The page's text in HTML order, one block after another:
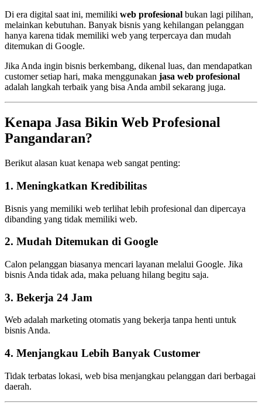
Di era digital saat ini, memiliki web profesional bukan lagi pilihan,
melainkan kebutuhan. Banyak bisnis yang kehilangan pelanggan
hanya karena tidak memiliki web yang terpercaya dan mudah
ditemukan di Google.
Jika Anda ingin bisnis berkembang, dikenal luas, dan mendapatkan
customer setiap hari, maka menggunakan jasa web profesional
adalah langkah terbaik yang bisa Anda ambil sekarang juga.
Kenapa Jasa Bikin Web Profesional
Pangandaran?
Berikut alasan kuat kenapa web sangat penting:
1. Meningkatkan Kredibilitas
Bisnis yang memiliki web terlihat lebih profesional dan dipercaya
dibanding yang tidak memiliki web.
2. Mudah Ditemukan di Google
Calon pelanggan biasanya mencari layanan melalui Google. Jika
bisnis Anda tidak ada, maka peluang hilang begitu saja.
3. Bekerja 24 Jam
Web adalah marketing otomatis yang bekerja tanpa henti untuk
bisnis Anda.
4. Menjangkau Lebih Banyak Customer
Tidak terbatas lokasi, web bisa menjangkau pelanggan dari berbagai
daerah.